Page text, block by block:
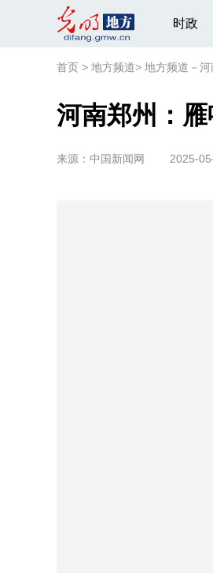
时政
首页 > 地方频道> 地方频道－河
河南郑州：
来源： 中国新闻网 2025-